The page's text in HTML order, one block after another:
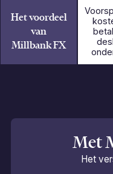
Het voordeel
van
Millbank FX
Met
Het